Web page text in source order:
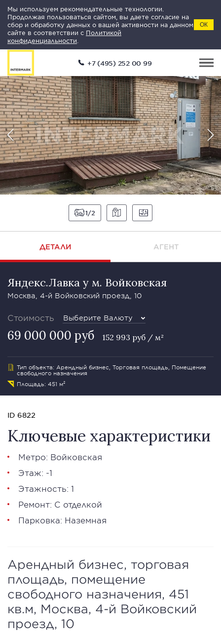
Мы используем рекомендательные технологии.
Продолжая пользоваться сайтом, вы даете согласие на
сбор и обработку данных о вашей активности на данном
сайте в соответствии с Политикой
конфиденциальности
ОК
+7 (495) 252 00 99
1 2
ДЕТАЛИ АГЕНТ
Яндекс.Лавка у м. Войковская
Москва, 4-й Войковский проезд, 10
Стоимость Выберите Валюту
69 000 000 руб 152 993 руб / м²
Тип объекта: Арендный бизнес, Торговая площадь, Помещение
свободного назначения
Площадь: 451 м²
ID 6822
Ключевые характеристики
Метро: Войковская
Этаж: -1
Этажность: 1
Ремонт: С отделкой
Парковка: Наземная
Арендный бизнес, торговая
площадь, помещение
свободного назначения, 451
кв.м, Москва, 4-й Войковский
проезд, 10